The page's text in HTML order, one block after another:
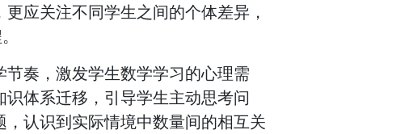
应关注不同学生之间的个体差异，
奏，激发学生数学学习的心理需
体系迁移，引导学生主动思考问
认识到实际情境中数量间的相互关